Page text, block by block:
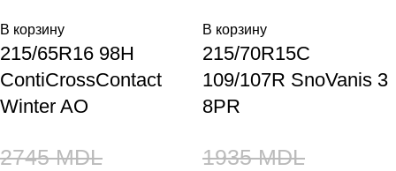
В корзину
215/65R16 98H
ContiCrossContact
Winter AO
2745MDL
В корзину
215/70R15C
109/107R SnoVanis 3
8PR
1935MDL